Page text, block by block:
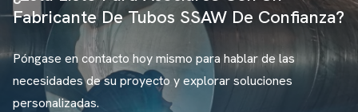
Fabricante De Tubos SSAW De Confianza?
Póngase en contacto hoy mismo para hablar de las
necesidades de su proyecto y explorar soluciones
personalizadas.